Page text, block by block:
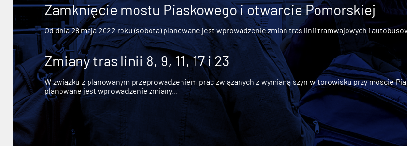
Zamknięcie mostu Piaskowego i otwarcie Pomorskiej
Od dnia 28 maja 2022 roku (sobota) planowane jest wprowadzenie zmian tras linii tramwajowych i
Zmiany tras linii 8, 9, 11, 17 i 23
W związku z planowanym przeprowadzeniem prac związanych z wymianą szyn w torowisku przy moście
planowane jest wprowadzenie zmiany...